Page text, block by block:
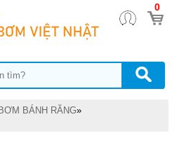
0
BƠM BÁNH RĂNG»